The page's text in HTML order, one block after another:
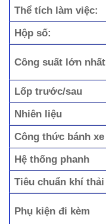
Thể tích làm việc:
Hộp số:
Công suất lớn nhất
Lốp trước/sau
Nhiên liệu
Công thức bánh xe
Hệ thống phanh
Tiêu chuẩn khí thải
Phụ kiện đi kèm